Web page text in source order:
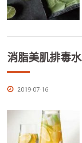
消脂美肌排毒水
2019-07-16